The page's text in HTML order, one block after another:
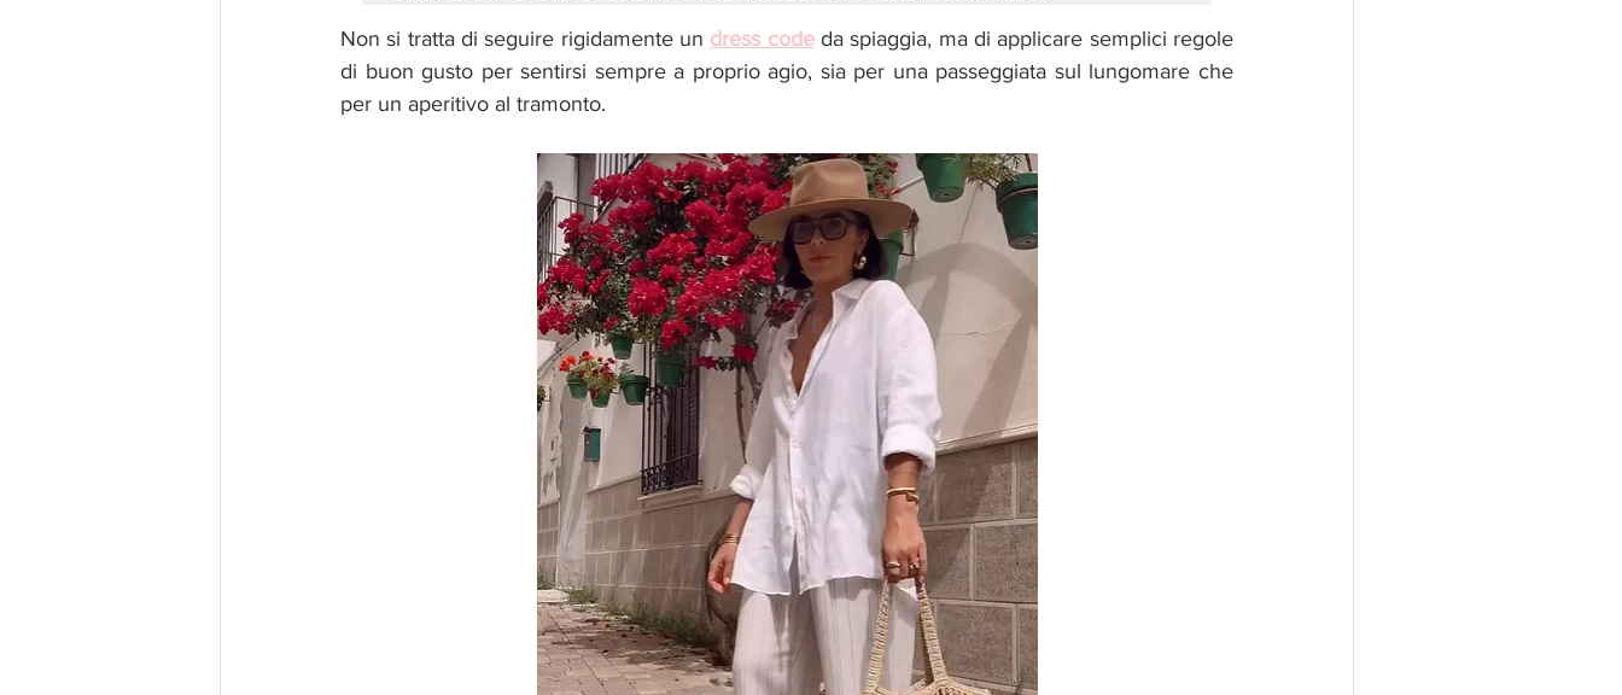
Non si tratta di seguire rigidamente un dress code da spiaggia, ma di applicare semplici regole
di buon gusto per sentirsi sempre a proprio agio, sia per una passeggiata sul lungomare che
per un aperitivo al tramonto.